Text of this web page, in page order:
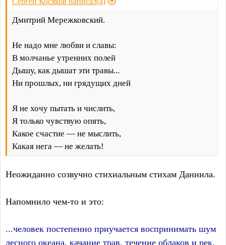
Дмитрий Мережковский.
Не надо мне любви и славы:
В молчанье утренних полей
Дышу, как дышат эти травы...
Ни прошлых, ни грядущих дней
Я не хочу пытать и числить,
Я только чувствую опять,
Какое счастие — не мыслить,
Какая нега — не желать!
Неожиданно созвучно стихиальным стихам Даниила.
Напомнило чем-то и это:
...человек постепенно приучается воспринимать шум
лесного океана, качание трав, течение облаков и рек,